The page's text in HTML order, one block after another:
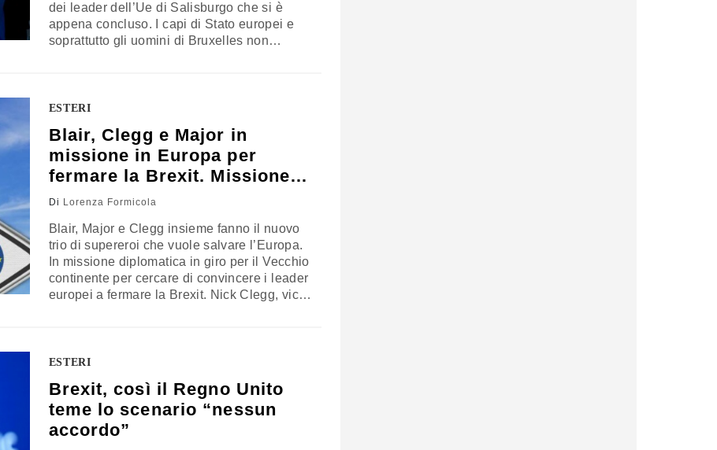
dei leader dell’Ue di Salisburgo che si è
appena concluso. I capi di Stato europei e
soprattutto gli uomini di Bruxelles non
pressioni, Theresa May non…
ESTERI
Blair, Clegg e Major in
missione in Europa per
fermare la Brexit. Missione
impossibile?
Di Lorenza Formicola
Blair, Major e Clegg insieme fanno il nuovo
trio di supereroi che vuole salvare l’Europa.
In missione diplomatica in giro per il Vecchio
continente per cercare di convincere i leader
europei a fermare la Brexit. Nick Clegg, vice
trovarsi…
ESTERI
Brexit, così il Regno Unito
teme lo scenario “nessun
accordo”